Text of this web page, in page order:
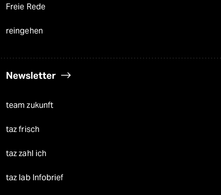
Freie Rede
reingehen
Newsletter
team zukunft
taz frisch
taz zahl ich
taz lab Infobrief